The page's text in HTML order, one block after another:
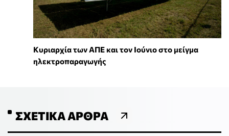
Κυριαρχία των ΑΠΕ και τον Ιούνιο στο μείγμα
ηλεκτροπαραγωγής
ΣΧΕΤΙΚΆ ΆΡΘΡΑ